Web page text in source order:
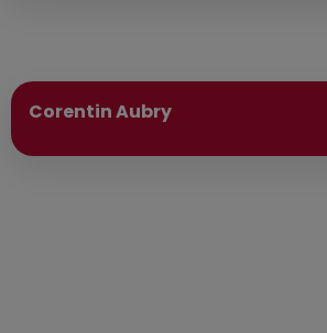
Corentin Aubry